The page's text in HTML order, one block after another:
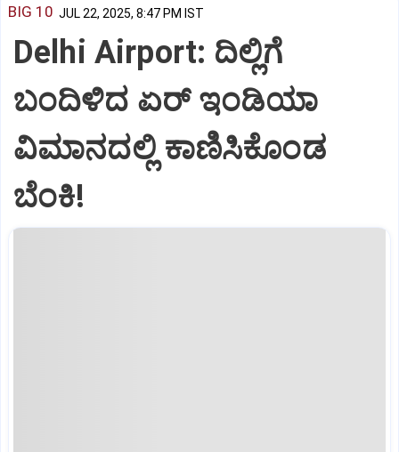
BIG 10 JUL 22, 2025, 8:47 PM IST
Delhi Airport: ದಿಲ್ಲಿಗೆ
ಬಂದಿಳಿದ ಏರ್‌ ಇಂಡಿಯಾ
ವಿಮಾನದಲ್ಲಿ ಕಾಣಿಸಿಕೊಂಡ
ಬೆಂಕಿ!